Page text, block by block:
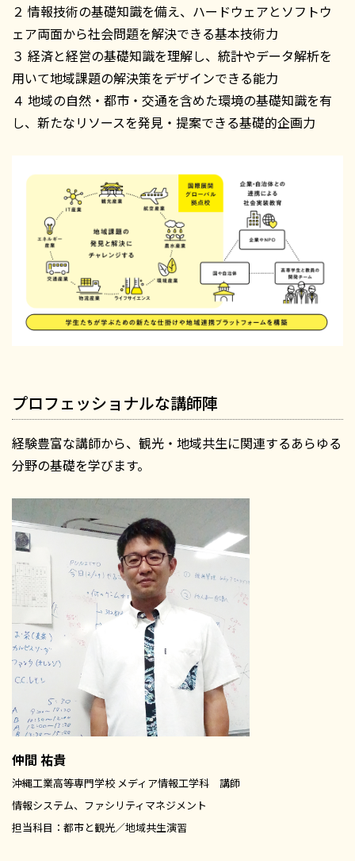
２ 情報技術の基礎知識を備え、ハードウェアとソフトウ
ェア両面から社会問題を解決できる基本技術力
３ 経済と経営の基礎知識を理解し、統計やデータ解析を
用いて地域課題の解決策をデザインできる能力
４ 地域の自然・都市・交通を含めた環境の基礎知識を有
し、新たなリソースを発見・提案できる基礎的企画力
プロフェッショナルな講師陣
経験豊富な講師から、観光・地域共生に関連するあらゆる
分野の基礎を学びます。
仲間 祐貴
沖縄工業高等専門学校 メディア情報工学科 講師
情報システム、ファシリティマネジメント
担当科目：都市と観光／地域共生演習